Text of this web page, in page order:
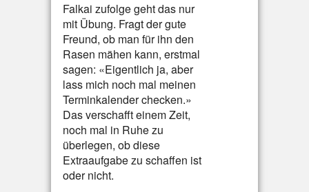
Falkai zufolge geht das nur
mit Übung. Fragt der gute
Freund, ob man für ihn den
Rasen mähen kann, erstmal
sagen: «Eigentlich ja, aber
lass mich noch mal meinen
Terminkalender checken.»
Das verschafft einem Zeit,
noch mal in Ruhe zu
überlegen, ob diese
Extraaufgabe zu schaffen ist
oder nicht.